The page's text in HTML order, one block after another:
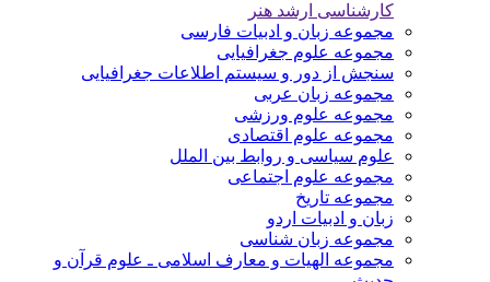
کارشناسی ارشد هنر
مجموعه زبان و ادبیات فارسی
مجموعه علوم جغرافیایی
سنجش از دور و سیستم اطلاعات جغرافیایی
مجموعه زبان عربی
مجموعه علوم ورزشی
مجموعه علوم اقتصادی
علوم سیاسی و روابط بین الملل
مجموعه علوم اجتماعی
مجموعه تاریخ
زبان و ادبیات اردو
مجموعه زبان شناسی
مجموعه الهیات و معارف اسلامی ـ علوم قرآن و